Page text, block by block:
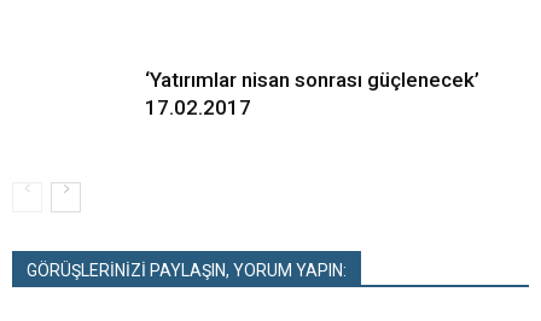
‘Yatırımlar nisan sonrası güçlenecek’
17.02.2017
GÖRÜŞLERİNİZİ PAYLAŞIN, YORUM YAPIN: